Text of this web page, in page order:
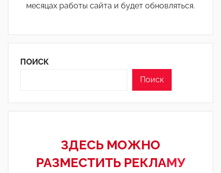
месяцах работы сайта и будет обновляться.
ПОИСК
Поиск
ЗДЕСЬ МОЖНО
РАЗМЕСТИТЬ РЕКЛАМУ